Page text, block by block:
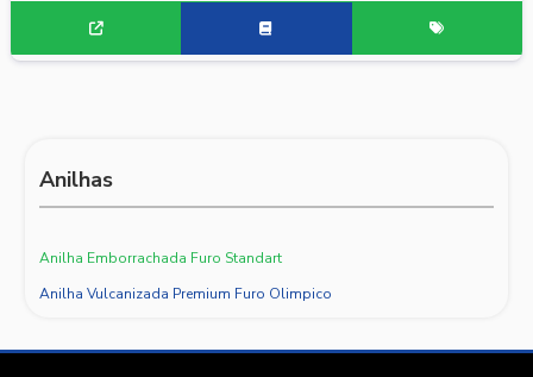
Anilhas
Anilha Emborrachada Furo Standart
Anilha Vulcanizada Premium Furo Olimpico